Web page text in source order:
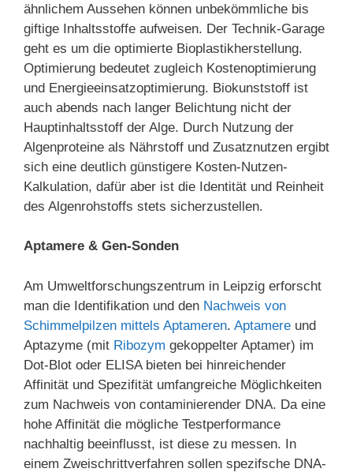
ähnlichem Aussehen können unbekömmliche bis
giftige Inhaltsstoffe aufweisen. Der Technik-Garage
geht es um die optimierte Bioplastikherstellung.
Optimierung bedeutet zugleich Kostenoptimierung
und Energieeinsatzoptimierung. Biokunststoff ist
auch abends nach langer Belichtung nicht der
Hauptinhaltsstoff der Alge. Durch Nutzung der
Algenproteine als Nährstoff und Zusatznutzen ergibt
sich eine deutlich günstigere Kosten-Nutzen-
Kalkulation, dafür aber ist die Identität und Reinheit
des Algenrohstoffs stets sicherzustellen.
Aptamere & Gen-Sonden
Am Umweltforschungszentrum in Leipzig erforscht
man die Identifikation und den Nachweis von
Schimmelpilzen mittels Aptameren. Aptamere und
Aptazyme (mit Ribozym gekoppelter Aptamer) im
Dot-Blot oder ELISA bieten bei hinreichender
Affinität und Spezifität umfangreiche Möglichkeiten
zum Nachweis von contaminierender DNA. Da eine
hohe Affinität die mögliche Testperformance
nachhaltig beeinflusst, ist diese zu messen. In
einem Zweischrittverfahren sollen spezifsche DNA-